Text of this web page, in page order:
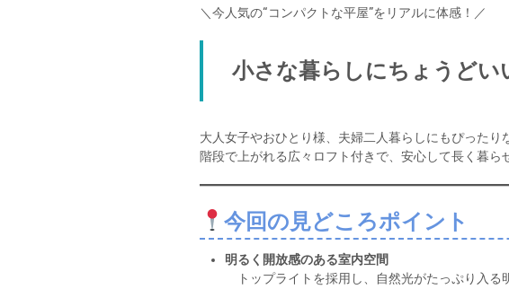
＼今人気の“コンパクトな平屋”をリアルに体感！／
小さな暮らしにちょうどい
大人女子やおひとり様、夫婦二人暮らしにもぴった
階段で上がれる広々ロフト付きで、安心して長く暮ら
今回の見どころポイント
明るく開放感のある室内空間
トップライトを採用し、自然光がたっぷり入る